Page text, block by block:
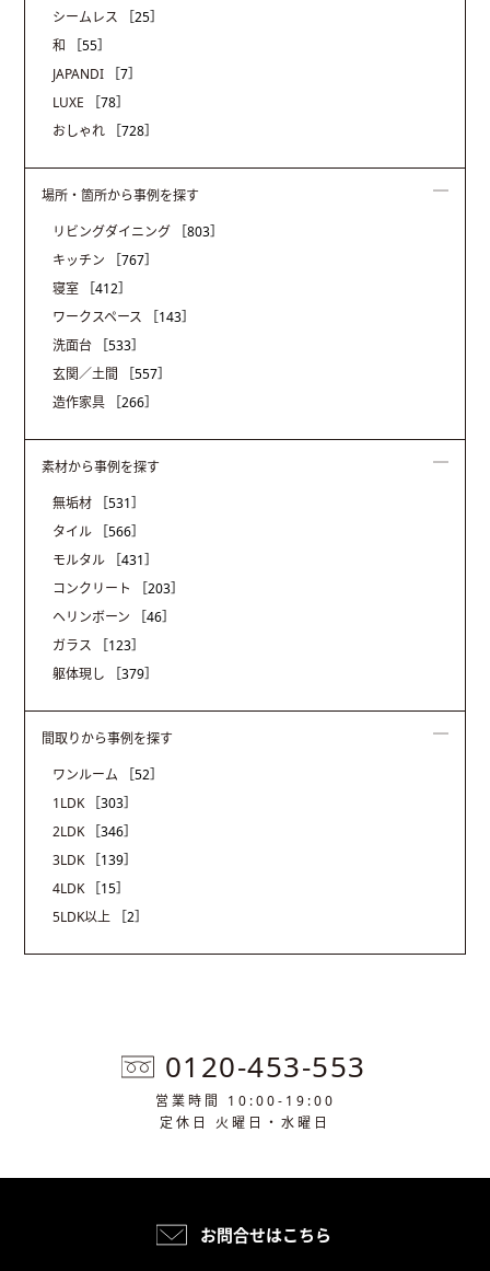
シームレス
［25］
和
［55］
JAPANDI
［7］
LUXE
［78］
おしゃれ
［728］
場所・箇所から事例を探す
リビングダイニング
［803］
キッチン
［767］
寝室
［412］
ワークスペース
［143］
洗面台
［533］
玄関／土間
［557］
造作家具
［266］
素材から事例を探す
無垢材
［531］
タイル
［566］
モルタル
［431］
コンクリート
［203］
ヘリンボーン
［46］
ガラス
［123］
躯体現し
［379］
間取りから事例を探す
ワンルーム
［52］
1LDK
［303］
2LDK
［346］
3LDK
［139］
4LDK
［15］
5LDK以上
［2］
0120-453-553
営業時間 10:00-19:00
定休日 火曜日・水曜日
お問合せはこちら